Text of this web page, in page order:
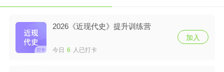
2026《近现代史》提升训练营
今日 6 人已打卡
加入